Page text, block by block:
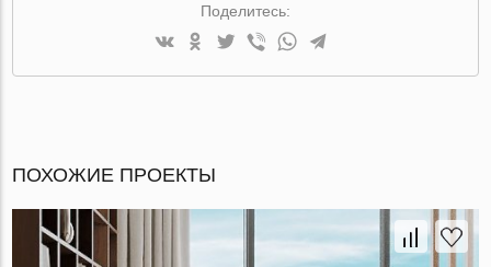
Поделитесь:
ПОХОЖИЕ ПРОЕКТЫ